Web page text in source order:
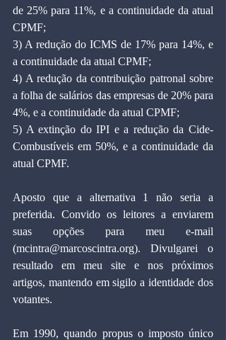
de 25% para 11%, e a continuidade da atual
CPMF;
3) A redução do ICMS de 17% para 14%, e
a continuidade da atual CPMF;
4) A redução da contribuição patronal sobre
a folha de salários das empresas de 20% para
4%, e a continuidade da atual CPMF;
5) A extinção do IPI e a redução da Cide-
Combustíveis em 50%, e a continuidade da
atual CPMF.
Aposto que a alternativa 1 não seria a
preferida. Convido os leitores a enviarem
suas opções para meu e-mail
(mcintra@marcoscintra.org). Divulgarei o
resultado em meu site e nos próximos
artigos, mantendo em sigilo a identidade dos
votantes.
Em 1990, quando propus o imposto único